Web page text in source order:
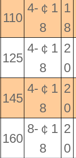
110
4- ￠ 1
8
1
8
125
4- ￠ 1
8
2
0
145
4- ￠ 1
8
2
0
160
8- ￠ 1
8
2
0